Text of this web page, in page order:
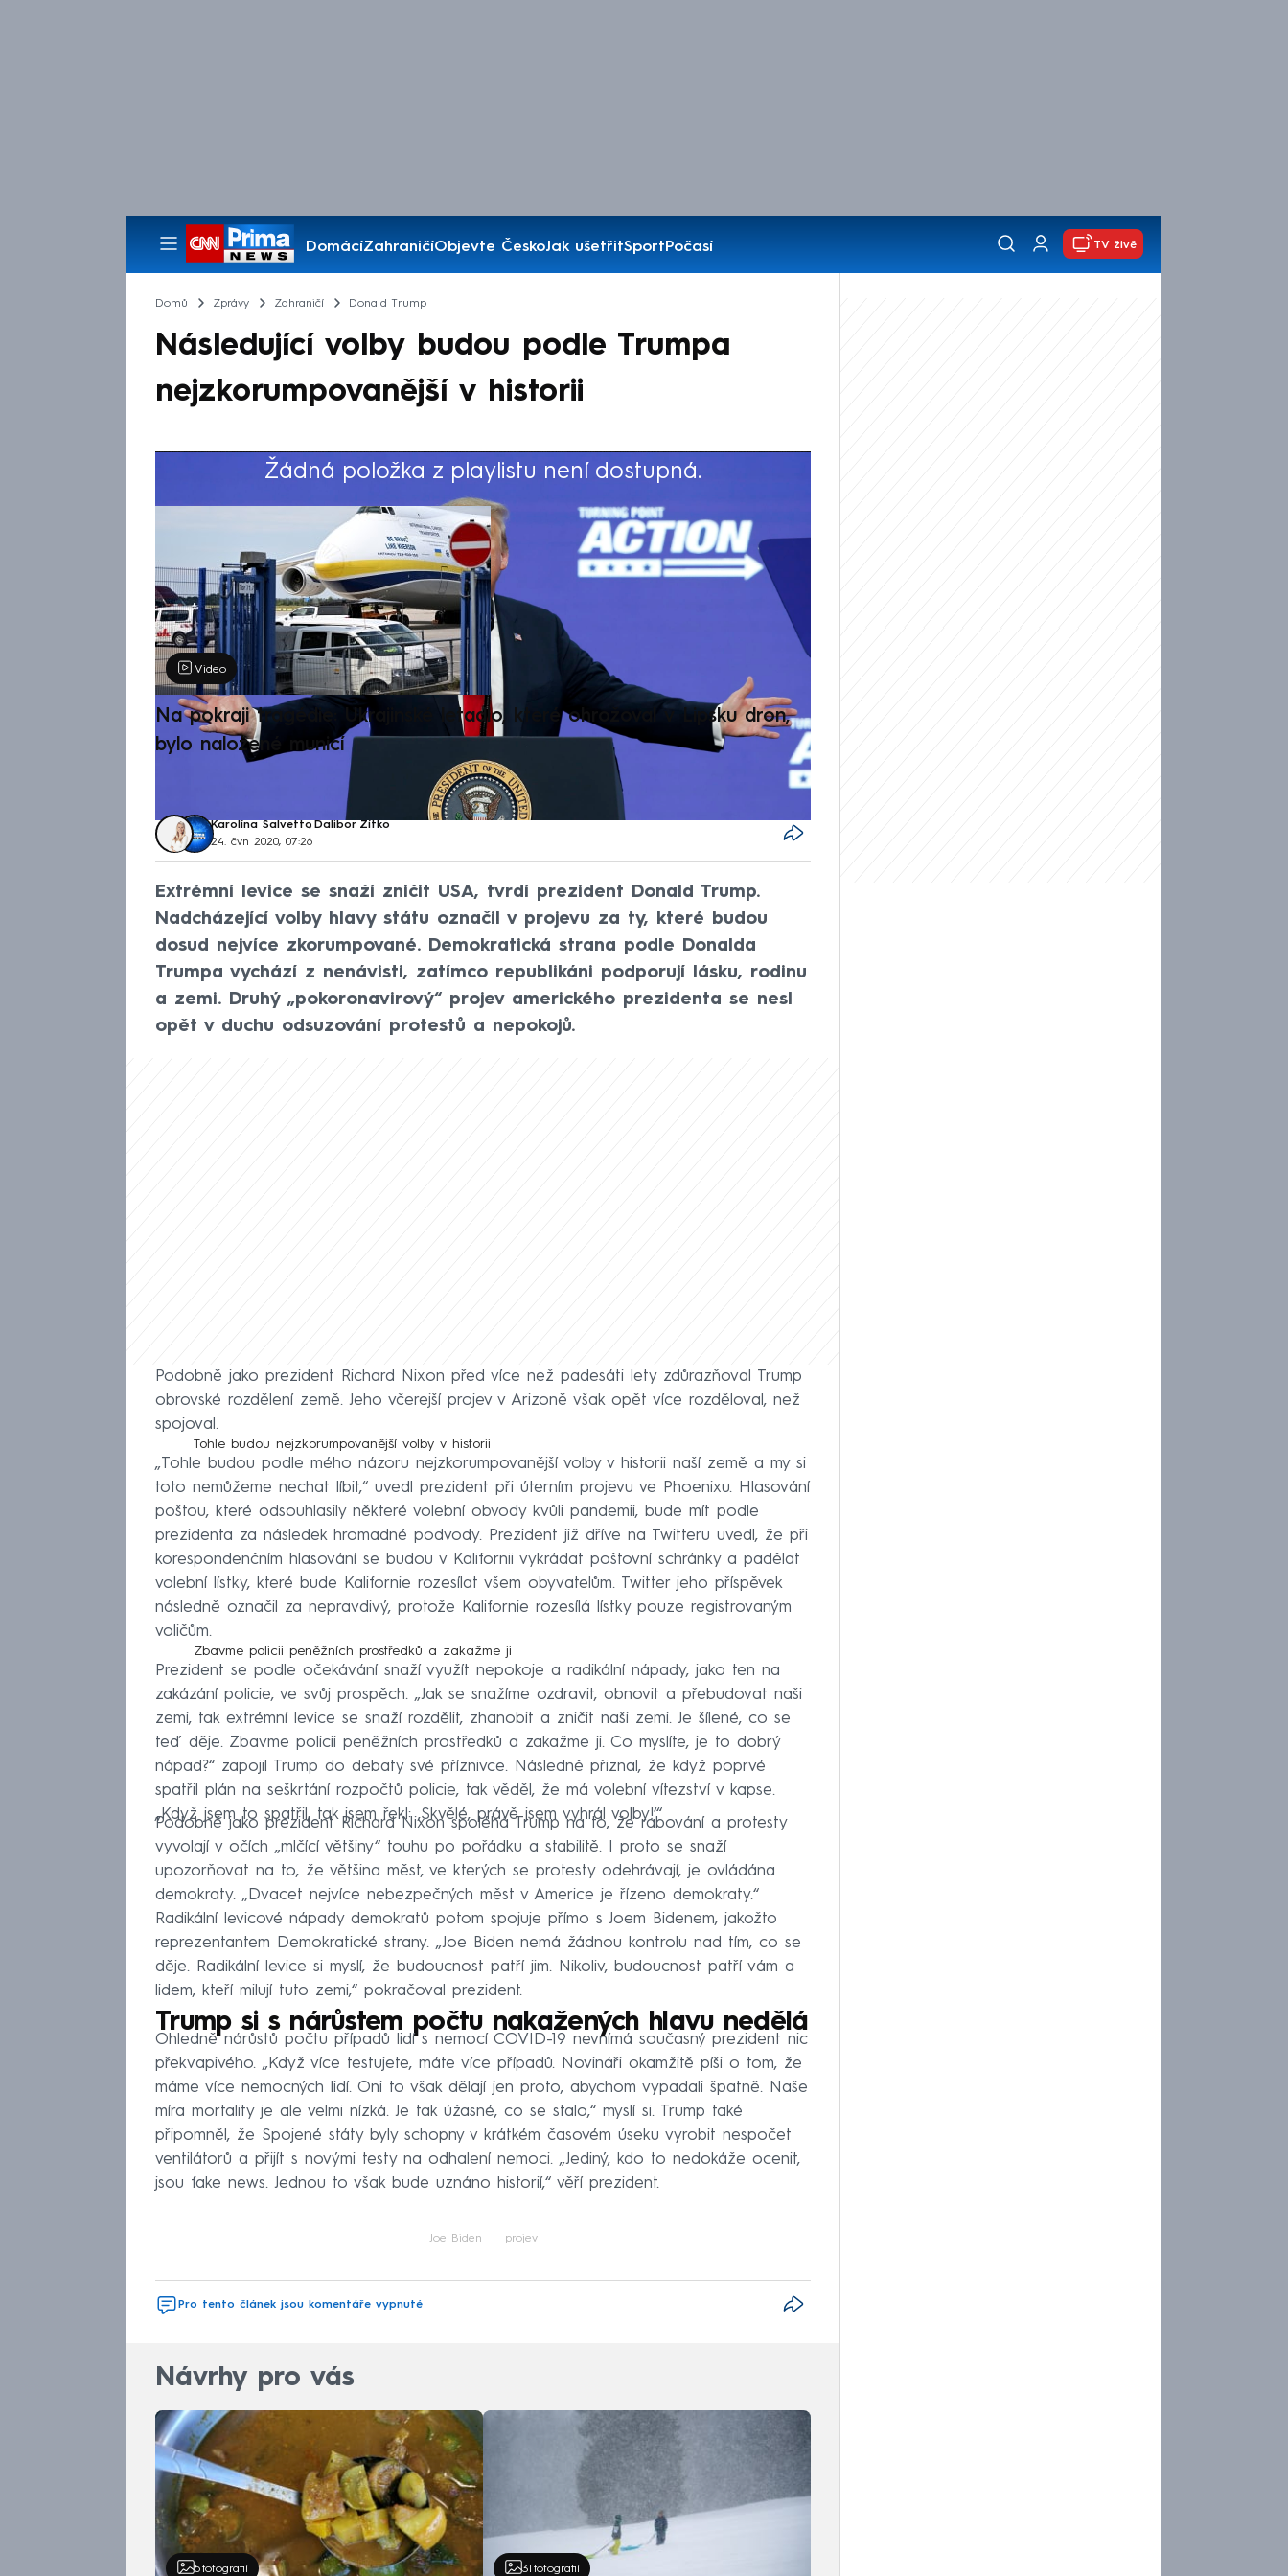
DomácíZahraničíObjevte ČeskoJak ušetřitSportPočasí
Pořady
TV živě
Domů Zprávy Zahraničí Donald Trump
Následující volby budou podle Trumpa
nejzkorumpovanější v historii
Žádná položka z playlistu není dostupná.
Výběr redakce
Video
Na pokraji tragédie: Ukrajinské letadlo, které ohrožoval v Lipsku dron,
bylo naložené municí
Karolína Salvetto, Dalibor Zítko
24. čvn 2020, 07:26
Extrémní levice se snaží zničit USA, tvrdí prezident Donald Trump.
Nadcházející volby hlavy státu označil v projevu za ty, které budou
dosud nejvíce zkorumpované. Demokratická strana podle Donalda
Trumpa vychází z nenávisti, zatímco republikáni podporují lásku, rodinu
a zemi. Druhý „pokoronavirový“ projev amerického prezidenta se nesl
opět v duchu odsuzování protestů a nepokojů.
Podobně jako prezident Richard Nixon před více než padesáti lety zdůrazňoval Trump
obrovské rozdělení země. Jeho včerejší projev v Arizoně však opět více rozděloval, než
spojoval.
Tohle budou nejzkorumpovanější volby v historii
„Tohle budou podle mého názoru nejzkorumpovanější volby v historii naší země a my si
toto nemůžeme nechat líbit,“ uvedl prezident při úterním projevu ve Phoenixu. Hlasování
poštou, které odsouhlasily některé volební obvody kvůli pandemii, bude mít podle
prezidenta za následek hromadné podvody. Prezident již dříve na Twitteru uvedl, že při
korespondenčním hlasování se budou v Kalifornii vykrádat poštovní schránky a padělat
volební lístky, které bude Kalifornie rozesílat všem obyvatelům. Twitter jeho příspěvek
následně označil za nepravdivý, protože Kalifornie rozesílá lístky pouze registrovaným
voličům.
Zbavme policii peněžních prostředků a zakažme ji
Prezident se podle očekávání snaží využít nepokoje a radikální nápady, jako ten na
zakázání policie, ve svůj prospěch. „Jak se snažíme ozdravit, obnovit a přebudovat naši
zemi, tak extrémní levice se snaží rozdělit, zhanobit a zničit naši zemi. Je šílené, co se
teď děje. Zbavme policii peněžních prostředků a zakažme ji. Co myslíte, je to dobrý
nápad?“ zapojil Trump do debaty své příznivce. Následně přiznal, že když poprvé
spatřil plán na seškrtání rozpočtů policie, tak věděl, že má volební vítezství v kapse.
„Když jsem to spatřil, tak jsem řekl: ‚Skvělé, právě jsem vyhrál volby!‘“
Podobně jako prezident Richard Nixon spoléhá Trump na to, že rabování a protesty
vyvolají v očích „mlčící většiny“ touhu po pořádku a stabilitě. I proto se snaží
upozorňovat na to, že většina měst, ve kterých se protesty odehrávají, je ovládána
demokraty. „Dvacet nejvíce nebezpečných měst v Americe je řízeno demokraty.“
Radikální levicové nápady demokratů potom spojuje přímo s Joem Bidenem, jakožto
reprezentantem Demokratické strany. „Joe Biden nemá žádnou kontrolu nad tím, co se
děje. Radikální levice si myslí, že budoucnost patří jim. Nikoliv, budoucnost patří vám a
lidem, kteří milují tuto zemi,“ pokračoval prezident.
Trump si s nárůstem počtu nakažených hlavu nedělá
Ohledně nárůstů počtu případů lidí s nemocí COVID-19 nevnímá současný prezident nic
překvapivého. „Když více testujete, máte více případů. Novináři okamžitě píši o tom, že
máme více nemocných lidí. Oni to však dělají jen proto, abychom vypadali špatně. Naše
míra mortality je ale velmi nízká. Je tak úžasné, co se stalo,“ myslí si. Trump také
připomněl, že Spojené státy byly schopny v krátkém časovém úseku vyrobit nespočet
ventilátorů a přijít s novými testy na odhalení nemoci. „Jediný, kdo to nedokáže ocenit,
jsou fake news. Jednou to však bude uznáno historií,“ věří prezident.
Joe Biden projev
Pro tento článek jsou komentáře vypnuté
Návrhy pro vás
5 fotografií 31 fotografií